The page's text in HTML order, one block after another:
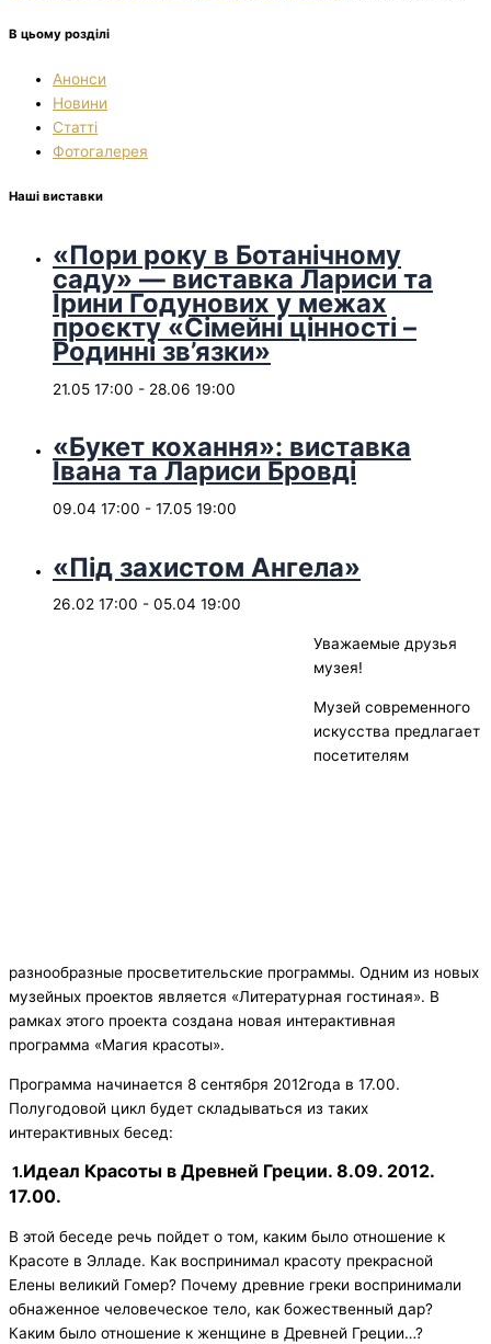
В цьому розділі
Анонси
Новини
Статті
Фотогалерея
Наші виставки
«Пори року в Ботанічному
саду» — виставка Лариси та
Ірини Годунових у межах
проєкту «Сімейні цінності –
Родинні зв’язки»
21.05 17:00 - 28.06 19:00
«Букет кохання»: виставка
Івана та Лариси Бровді
09.04 17:00 - 17.05 19:00
«Під захистом Ангела»
26.02 17:00 - 05.04 19:00
Уважаемые друзья
музея!
Музей современного
искусства предлагает
посетителям
разнообразные просветительские программы. Одним из новых
музейных проектов является «Литературная гостиная». В
рамках этого проекта создана новая интерактивная
программа «Магия красоты».
Программа начинается 8 сентября 2012года в 17.00.
Полугодовой цикл будет складываться из таких
интерактивных бесед:
1.Идеал Красоты в Древней Греции. 8.09. 2012.
17.00.
В этой беседе речь пойдет о том, каким было отношение к
Красоте в Элладе. Как воспринимал красоту прекрасной
Елены великий Гомер? Почему древние греки воспринимали
обнаженное человеческое тело, как божественный дар?
Каким было отношение к женщине в Древней Греции…?